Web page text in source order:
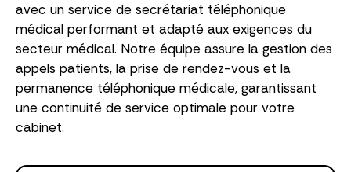
avec un service de secrétariat téléphonique
médical performant et adapté aux exigences du
secteur médical. Notre équipe assure la gestion des
appels patients, la prise de rendez-vous et la
permanence téléphonique médicale, garantissant
une continuité de service optimale pour votre
cabinet.